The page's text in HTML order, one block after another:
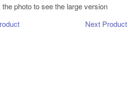
photo to see the large version
Next Product